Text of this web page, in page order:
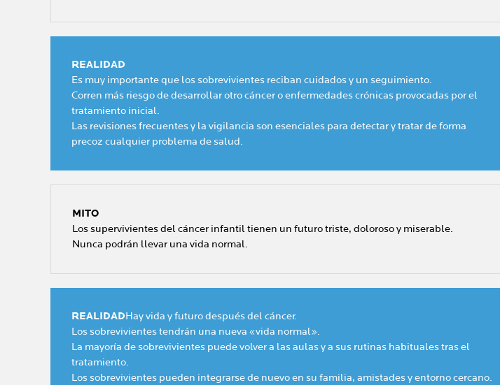
REALIDAD
Es muy importante que los sobrevivientes reciban cuidados y un seguimiento.
Corren más riesgo de desarrollar otro cáncer o enfermedades crónicas provocadas por el
tratamiento inicial.
Las revisiones frecuentes y la vigilancia son esenciales para detectar y tratar de forma
precoz cualquier problema de salud.
MITO
Los supervivientes del cáncer infantil tienen un futuro triste, doloroso y miserable.
Nunca podrán llevar una vida normal.
REALIDADHay vida y futuro después del cáncer.
Los sobrevivientes tendrán una nueva «vida normal».
La mayoría de sobrevivientes puede volver a las aulas y a sus rutinas habituales tras el
tratamiento.
Los sobrevivientes pueden integrarse de nuevo en su familia, amistades y entorno cercano.